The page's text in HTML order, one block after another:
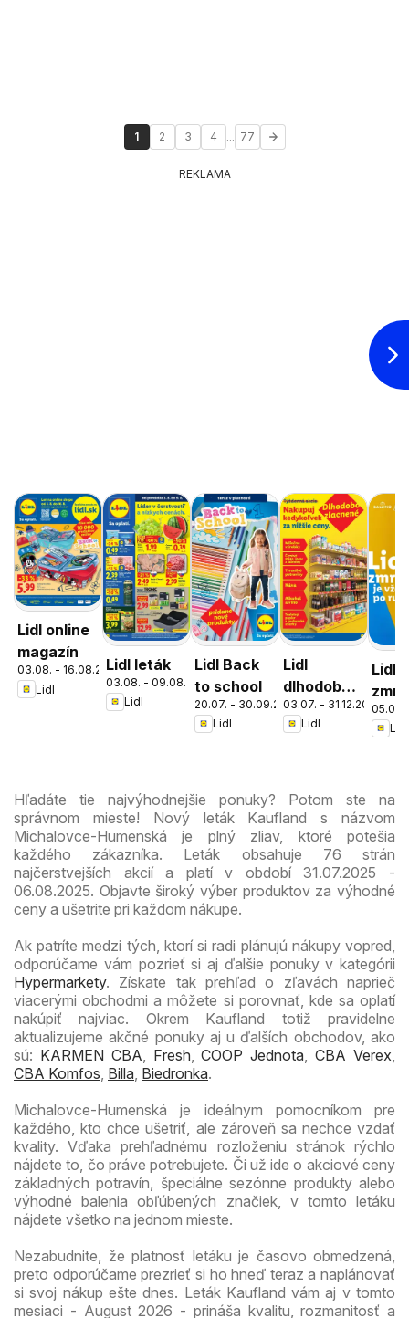
1 2 3 4 ... 77
REKLAMA
Lidl online
magazín
03.08. - 16.08.2026
Lidl
Lidl leták
03.08. - 09.08.2026
Lidl
Lidl Back
to school
20.07. - 30.09.2026
Lidl
Lidl
dlhodobo
zlacnené
03.07. - 31.12.2026
Lidl
Lidl
05.05.
Lidl
Hľadáte tie najvýhodnejšie ponuky? Potom ste na
správnom mieste! Nový leták Kaufland s názvom
Michalovce-Humenská je plný zliav, ktoré potešia
každého zákazníka. Leták obsahuje 76 strán
najčerstvejších akcií a platí v období 31.07.2025 -
06.08.2025. Objavte široký výber produktov za výhodné
ceny a ušetrite pri každom nákupe.
Ak patríte medzi tých, ktorí si radi plánujú nákupy vopred,
odporúčame vám pozrieť si aj ďalšie ponuky v kategórii
Hypermarkety. Získate tak prehľad o zľavách naprieč
viacerými obchodmi a môžete si porovnať, kde sa oplatí
nakúpiť najviac. Okrem Kaufland totiž pravidelne
aktualizujeme akčné ponuky aj u ďalších obchodov, ako
sú: KARMEN CBA Fresh,COOP Jednota ,CBA Verex
CBA Komfos Billa Biedronka.
Michalovce-Humenská je ideálnym pomocníkom pre
každého, kto chce ušetriť, ale zároveň sa nechce vzdať
kvality. Vďaka prehľadnému rozloženiu stránok rýchlo
nájdete to, čo práve potrebujete. Či už ide o akciové ceny
základných potravín, špeciálne sezónne produkty alebo
výhodné balenia obľúbených značiek, v tomto letáku
nájdete všetko na jednom mieste.
Nezabudnite, že platnosť letáku je časovo obmedzená,
preto odporúčame prezrieť si ho hneď teraz a naplánovať
si svoj nákup ešte dnes. Leták Kaufland vám aj v tomto
mesiaci - August 2026 - prináša kvalitu, rozmanitosť a